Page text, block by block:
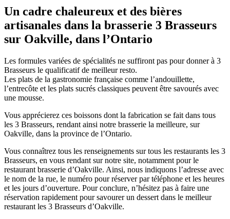
Un cadre chaleureux et des bières
artisanales dans la brasserie 3 Brasseurs
sur Oakville, dans l’Ontario
Les formules variées de spécialités ne suffiront pas pour donner à 3
Brasseurs le qualificatif de meilleur resto.
Les plats de la gastronomie française comme l’andouillette,
l’entrecôte et les plats sucrés classiques peuvent être savourés avec
une mousse.
Vous apprécierez ces boissons dont la fabrication se fait dans tous
les 3 Brasseurs, rendant ainsi notre brasserie la meilleure, sur
Oakville, dans la province de l’Ontario.
Vous connaîtrez tous les renseignements sur tous les restaurants les 3
Brasseurs, en vous rendant sur notre site, notamment pour le
restaurant brasserie d’Oakville. Ainsi, nous indiquons l’adresse avec
le nom de la rue, le numéro pour réserver par téléphone et les heures
et les jours d’ouverture. Pour conclure, n’hésitez pas à faire une
réservation rapidement pour savourer un dessert dans le meilleur
restaurant les 3 Brasseurs d’Oakville.